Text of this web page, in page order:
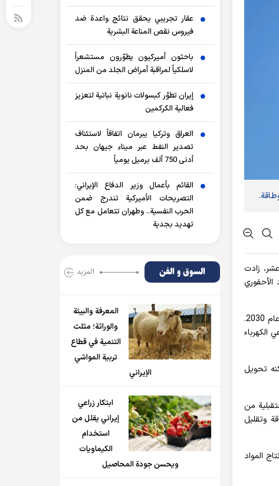
زادت
واستجابة لذلك ، تخطط أمريكا لخفض انبعاثات غازات الاحتباس الحراري بنسبة 50 إلى 52 في المائة من مستويات عام 2005 بحلول عام 2030.
عام 2050. بالنظر إلى أن قطاعي الكهرباء
تحويل
من
وتقليل
المواد
عقار تجريبي يحقق نتائج واعدة ضد
فيروس نقص المناعة البشرية
باحثون أميركيون يطوّرون مستشعراً
لاسلكياً لمراقبة أمراض الجلد من المنزل
إيران تطوّر كبسولات نانوية نباتية لتعزيز
فعالية الكركمين
العراق وتركيا يبرمان اتفاقاً لاستئناف
تصدير النفط عبر ميناء جيهان بحد
أدنى 750 ألف برميل يومياً
القائم بأعمال وزير الدفاع الإيراني:
التصريحات الأميركية تندرج ضمن
الحرب النفسية.. وطهران تتعامل مع كل
تهديد بجدية
السوق و الفن المزید
المعرفة والبيئة
والوراثة؛ مثلث
التنمية في قطاع
تربية المواشي
الإيراني
ابتكار زراعي
إيراني يقلل من
استخدام
الكيماويات
ويحسن جودة المحاصيل